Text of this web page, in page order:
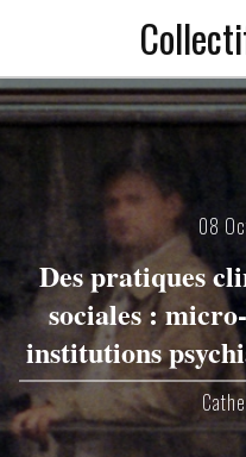
08
Des pratiques
sociales :
institutions